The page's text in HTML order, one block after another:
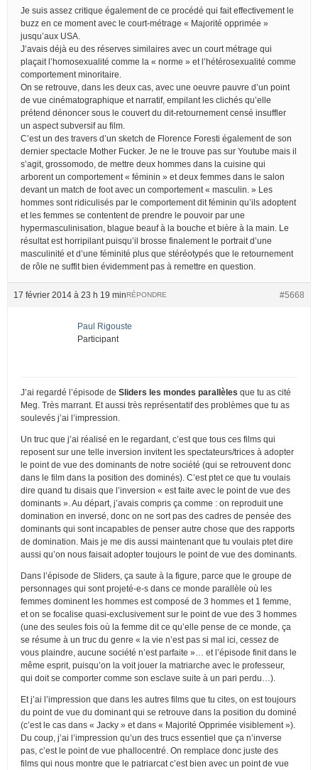
Je suis assez critique également de ce procédé qui fait effectivement le
buzz en ce moment avec le court-métrage « Majorité opprimée »
jusqu’aux USA.
J’avais déjà eu des réserves similaires avec un court métrage qui
plaçait l’homosexualité comme la « norme » et l’hétérosexualité comme
comportement minoritaire.
On se retrouve, dans les deux cas, avec une oeuvre pauvre d’un point
de vue cinématographique et narratif, empilant les clichés qu’elle
prétend dénoncer sous le couvert du dit-retournement censé insuffler
un aspect subversif au film.
C’est un des travers d’un sketch de Florence Foresti également de son
dernier spectacle Mother Fucker. Je ne le trouve pas sur Youtube mais il
s’agit, grossomodo, de mettre deux hommes dans la cuisine qui
arborent un comportement « féminin » et deux femmes dans le salon
devant un match de foot avec un comportement « masculin. » Les
hommes sont ridiculisés par le comportement dit féminin qu’ils adoptent
et les femmes se contentent de prendre le pouvoir par une
hypermasculinisation, blague beauf à la bouche et bière à la main. Le
résultat est horripilant puisqu’il brosse finalement le portrait d’une
masculinité et d’une féminité plus que stéréotypés que le retournement
de rôle ne suffit bien évidemment pas à remettre en question.
17 février 2014 à 23 h 19 min #5668
RÉPONDRE
Paul Rigouste
Participant
J’ai regardé l’épisode de Sliders les mondes parallèles que tu as cité
Meg. Très marrant. Et aussi très représentatif des problèmes que tu as
soulevés j’ai l’impression.
Un truc que j’ai réalisé en le regardant, c’est que tous ces films qui
reposent sur une telle inversion invitent les spectateurs/trices à adopter
le point de vue des dominants de notre société (qui se retrouvent donc
dans le film dans la position des dominés). C’est ptet ce que tu voulais
dire quand tu disais que l’inversion « est faite avec le point de vue des
dominants ». Au départ, j’avais compris ça comme : on reproduit une
domination en inversé, donc on ne sort pas des cadres de pensée des
dominants qui sont incapables de penser autre chose que des rapports
de domination. Mais je me dis aussi maintenant que tu voulais ptet dire
aussi qu’on nous faisait adopter toujours le point de vue des dominants.
Dans l’épisode de Sliders, ça saute à la figure, parce que le groupe de
personnages qui sont projeté-e-s dans ce monde parallèle où les
femmes dominent les hommes est composé de 3 hommes et 1 femme,
et on se focalise quasi-exclusivement sur le point de vue des 3 hommes
(une des seules fois où la femme dit ce qu’elle pense de ce monde, ça
se résume à un truc du genre « la vie n’est pas si mal ici, cessez de
vous plaindre, aucune société n’est parfaite »… et l’épisode finit dans le
même esprit, puisqu’on la voit jouer la matriarche avec le professeur,
qui doit se comporter comme son esclave suite à un pari perdu…).
Et j’ai l’impression que dans les autres films que tu cites, on est toujours
du point de vue du dominant qui se retrouve dans la position du dominé
(c’est le cas dans « Jacky » et dans « Majorité Opprimée visiblement »).
Du coup, j’ai l’impression qu’un des trucs essentiel que ça n’inverse
pas, c’est le point de vue phallocentré. On remplace donc juste des
films qui nous montre que le patriarcat c’est bien avec un point de vue